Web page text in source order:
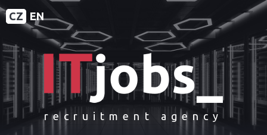
CZ EN
recruitment agency